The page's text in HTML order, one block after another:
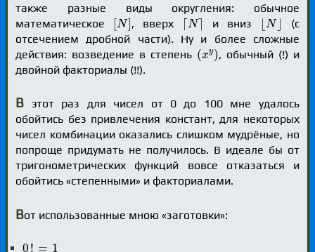
также разные виды округления: обычное
математическое [N]
[N], вверх ⌈N⌉
⌈N⌉ и вниз ⌊N⌋
⌊ N⌋
(с
отсечением дробной части). Ну и более сложные
действия: возведение в степень (xy)
( y) , обычный (!) и
двойной факториалы (!!).
В этот раз для чисел от 0 до 100 мне удалось
обойтись без привлечения констант, для некоторых
чисел комбинации оказались слишком мудрёные, но
попроще придумать не получилось. В идеале бы от
тригонометрических функций вовсе отказаться и
обойтись «степенными» и факториалами.
Вот использованные мною «заготовки»:
0! = 1
0 ! =1